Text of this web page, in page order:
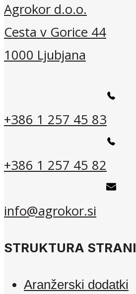
Agrokor d.o.o.
Cesta v Gorice 44
1000 Ljubjana
+386 1 257 45 83
+386 1 257 45 82
info@agrokor.si
STRUKTURA STRANI
Aranžerski dodatki